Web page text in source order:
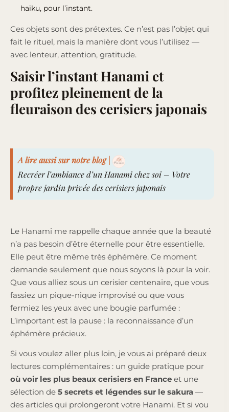
haïku, pour l’instant.
Ces objets sont des prétextes. Ce n’est pas l’objet qui
fait le rituel, mais la manière dont vous l’utilisez —
avec lenteur, attention, gratitude.
Saisir l’instant Hanami et
profitez pleinement de la
fleuraison des cerisiers japonais
A lire aussi sur notre blog |
Recréer l’ambiance d’un Hanami chez soi – Votre
propre jardin privée des cerisiers japonais
Le Hanami me rappelle chaque année que la beauté
n’a pas besoin d’être éternelle pour être essentielle.
Elle peut être même très éphémère. Ce moment
demande seulement que nous soyons là pour la voir.
Que vous alliez sous un cerisier centenaire, que vous
fassiez un pique-nique improvisé ou que vous
fermiez les yeux avec une bougie parfumée :
L’important est la pause : la reconnaissance d’un
éphémère précieux.
Si vous voulez aller plus loin, je vous ai préparé deux
lectures complémentaires : un guide pratique pour
où voir les plus beaux cerisiers en France et une
sélection de 5 secrets et légendes sur le sakura —
des articles qui prolongeront votre Hanami. Et si vou